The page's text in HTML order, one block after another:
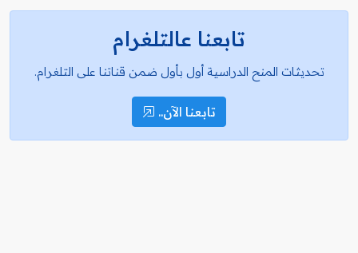
تابعنا عالتلغرام
تحديثات المنح الدراسية أول بأول ضمن قناتنا على التلغرام.
تابعنا الآن..